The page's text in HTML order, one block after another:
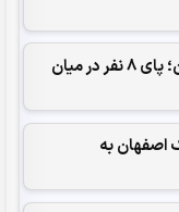
367 میلیون یورو ارز بلاتکلیف در مازندران؛ پای 8 نفر در میان
اصفهان به